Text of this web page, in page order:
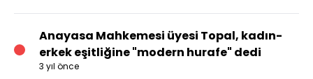
Anayasa Mahkemesi üyesi Topal, kadın-
erkek eşitliğine "modern hurafe" dedi
3 yıl önce